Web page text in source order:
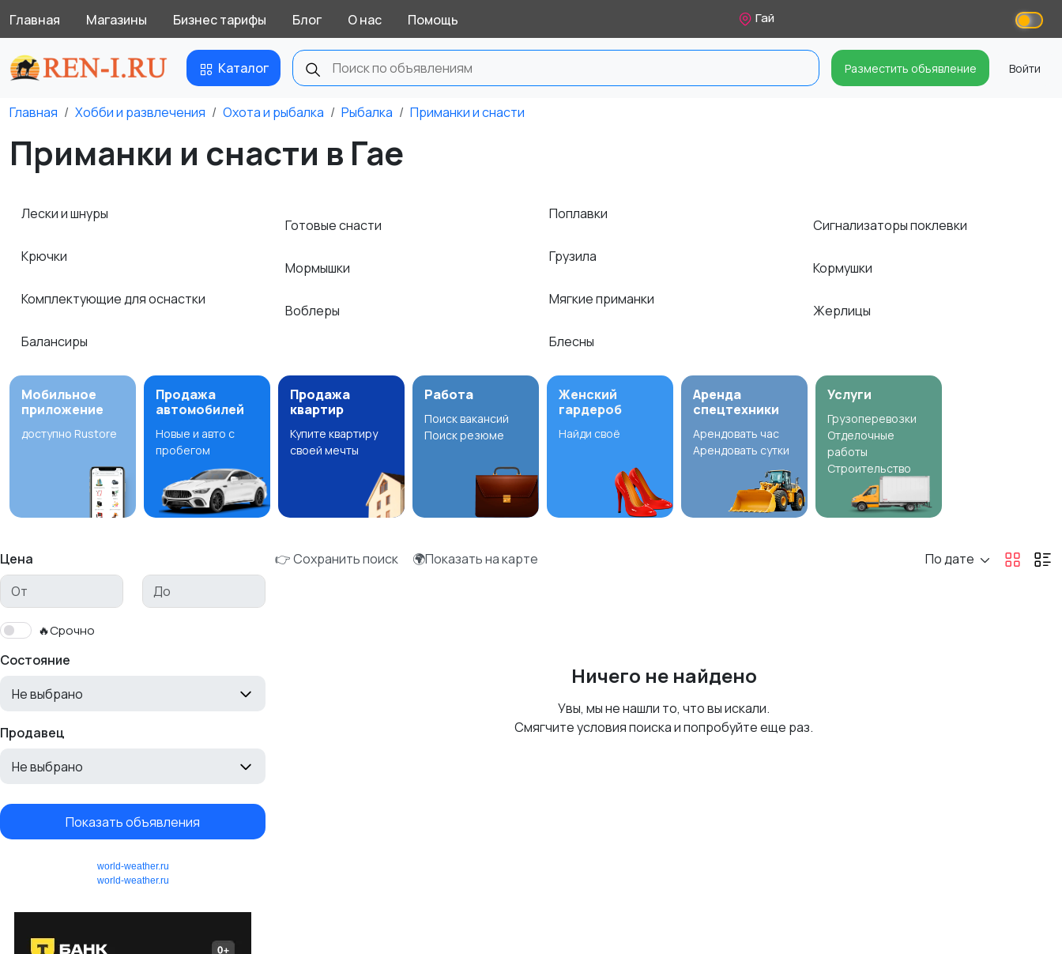
Главная Магазины Бизнес тарифы Блог О нас Помощь Гай
Каталог Разместить объявление Войти
Главная Хобби и развлечения Охота и рыбалка Рыбалка Приманки и снасти
Приманки и снасти в Гае
Лески и шнуры
Крючки
Комплектующие для оснастки
Балансиры
Готовые снасти
Мормышки
Воблеры
Поплавки
Грузила
Мягкие приманки
Блесны
Сигнализаторы поклевки
Кормушки
Жерлицы
Мобильное
приложение
доступно Rustore
Продажа
автомобилей
Новые и авто с
пробегом
Продажа
квартир
Купите квартиру
своей мечты
Работа
Поиск вакансий
Поиск резюме
Женский
гардероб
Найди своё
Аренда
спецтехники
Арендовать час
Арендовать сутки
Услуги
Грузоперевозки
Отделочные
работы
Строительство
Цена
🔥Срочно
Состояние
Не выбрано
Продавец
Не выбрано
Показать объявления
world-weather.ru
world-weather.ru
👉 Сохранить поиск 🌍Показать на карте По дате
Ничего не найдено
Увы, мы не нашли то, что вы искали.
Смягчите условия поиска и попробуйте еще раз.